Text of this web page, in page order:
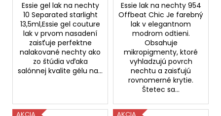
Essie gel lak na nechty
10 Separated starlight
13,5ml,Essie gel couture
lak v prvom nasadení
zaisťuje perfektne
nalakované nechty ako
zo štúdia vďaka
salónnej kvalite gélu na...
Essie lak na nechty 954
Offbeat Chic Je farebný
lak v elegantnom
modrom odtieni.
Obsahuje
mikropigmenty, ktoré
vyhladzujú povrch
nechtu a zaisťujú
rovnomerné krytie.
Štetec sa...